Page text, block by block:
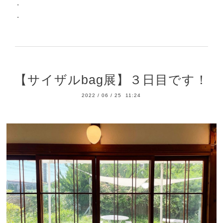
・
・
【サイザルbag展】３日目です！
2022 /06 /25 11:24